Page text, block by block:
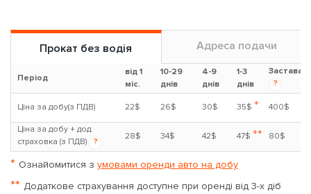
Прокат без водія Адреса подачи
Період
від 1
міс.
10-29
днів
4-9
днів
1-3
днів
Застава
?
Ціна за добу(з ПДВ) 22$ 26$ 30$ 35$ * 400$
Ціна за добу + дод.
страховка (з ПДВ)
?
28$ 34$ 42$ 47$ ** 80$
* Ознайомитися з умовами оренди авто на добу
** Додаткове страхування доступне при оренді від 3-х діб